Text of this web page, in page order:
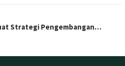
Strategi Pengembangan…